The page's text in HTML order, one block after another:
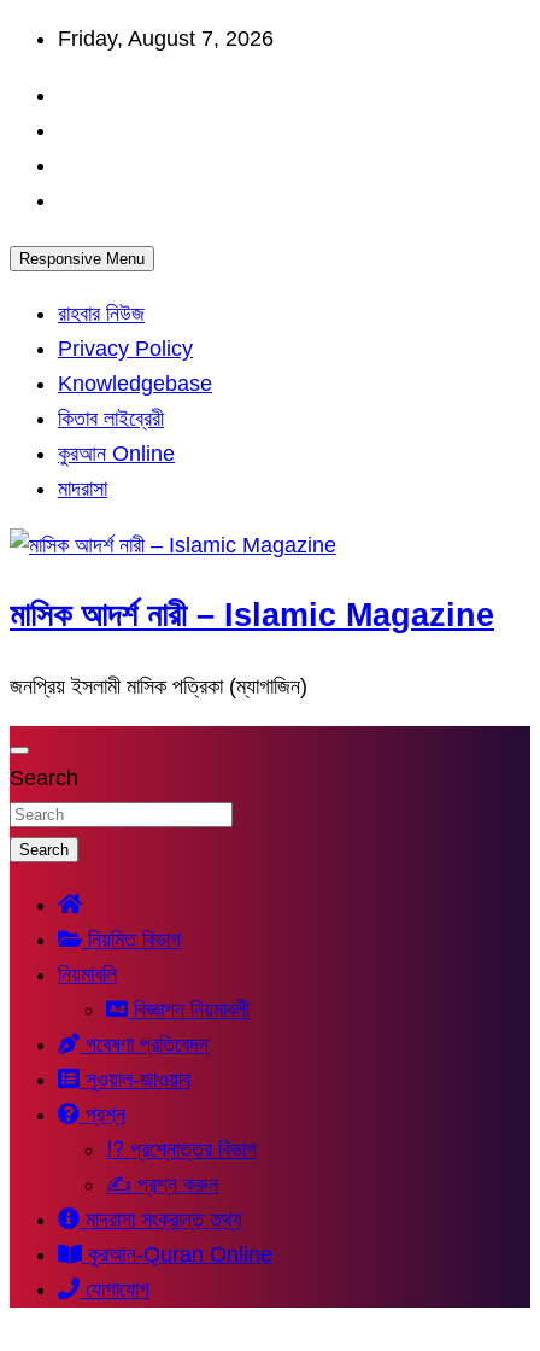
Skip
content
Friday, August 7, 2026
Responsive Menu
রাহবার নিউজ
Privacy Policy
Knowledgebase
কিতাব লাইব্রেরী
কুরআন Online
মাদরাসা
মাসিক আদর্শ নারী – Islamic Magazine
জনপ্রিয় ইসলামী মাসিক পত্রিকা (ম্যাগাজিন)
Search
Search
নিয়মিত বিভাগ
নিয়মাবলি
বিজ্ঞাপন নিয়মাবলী
গবেষণা প্রতিবেদন
সুওয়াল-জাওয়াব
প্রশ্ন
⁉ প্রশ্নোত্তর বিভাগ
✍ প্রশ্ন করুন
মাদরাসা সংক্রান্ত তথ্য
কুরআন-Quran Online
যোগাযোগ